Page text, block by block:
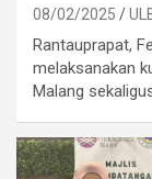
08/02/2025
Rantauprapat,
melaksanakan
Malang